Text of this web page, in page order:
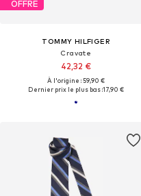
OFFRE
TOMMY HILFIGER
Cravate
42,32 €
À l'origine : 59,90 €
Dernier prix le plus bas :17,90 €